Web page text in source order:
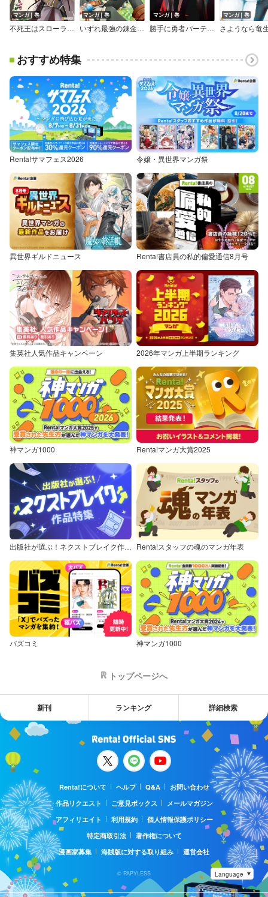
マンガ｜巻
不死王はスローライフを希望します
マンガ｜巻
いずれ最強の錬金術師？
マンガ｜巻
勝手に勇者パーティの暗部を担っていたけど不要だと追放されたので、本当に不要だったのか見極めます【単行本】
マンガ｜巻
おすすめ特集
Renta!サマフェス2026 令嬢・異世界マンガ祭
異世界ギルドニュース Renta!書店員の私的偏愛通信8月号
集英社人気作品キャンペーン 2026年マンガ上半期ランキング
神マンガ1000 Renta!マンガ大賞2025
出版社が選ぶ！ネクストブレイク作品特集 Renta!スタッフの魂のマンガ年表
バズコミ 神マンガ1000
トップページへ
新刊 ランキング 詳細検索
Renta!について ヘルプ Q&A
お問い合わせ
作品リクエスト
ご意見ボックス
メールマガジン
アフィリエイト
利用規約
個人情報保護ポリシー
特定商取引法
著作権について
漫画家募集
海賊版に対する取り組み 運営会社
© PAPYLESS